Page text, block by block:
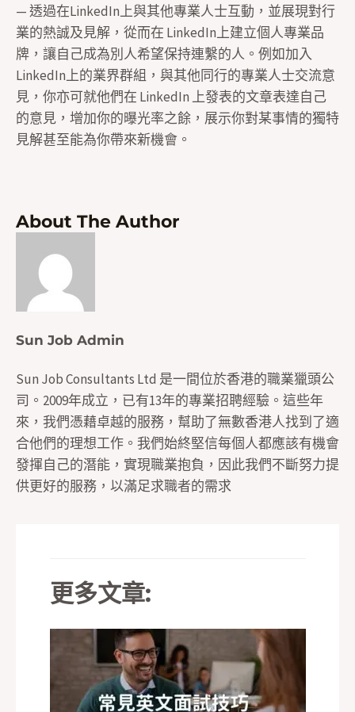
— 透過在LinkedIn上與其他專業人士互動，並展現對行
業的熱誠及見解，從而在 LinkedIn上建立個人專業品
牌，讓自己成為別人希望保持連繫的人。例如加入
LinkedIn上的業界群組，與其他同行的專業人士交流意
見，你亦可就他們在 LinkedIn 上發表的文章表達自己
的意見，增加你的曝光率之餘，展示你對某事情的獨特
見解甚至能為你帶來新機會。
About The Author
Sun Job Admin
Sun Job Consultants Ltd 是一間位於香港的職業獵頭公
司。2009年成立，已有13年的專業招聘經驗。這些年
來，我們憑藉卓越的服務，幫助了無數香港人找到了適
合他們的理想工作。我們始終堅信每個人都應該有機會
發揮自己的潛能，實現職業抱負，因此我們不斷努力提
供更好的服務，以滿足求職者的需求
更多文章: